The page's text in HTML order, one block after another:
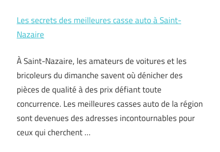
Les secrets des meilleures casse auto à Saint-
Nazaire
À Saint-Nazaire, les amateurs de voitures et les
bricoleurs du dimanche savent où dénicher des
pièces de qualité à des prix défiant toute
concurrence. Les meilleures casses auto de la région
sont devenues des adresses incontournables pour
ceux qui cherchent …